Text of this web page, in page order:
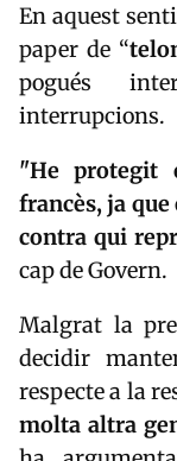
En aquest
paper de “
pogués
interrupcions.
"He protegit
francès, ja
contra qui
cap de Govern.
Malgrat la
decidir
respecte a la
molta altra